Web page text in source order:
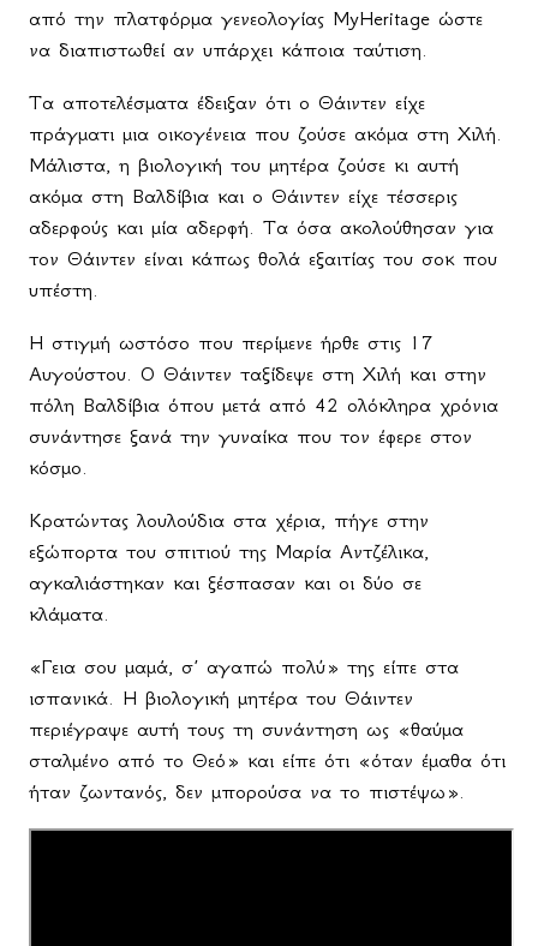
από την πλατφόρμα γενεολογίας MyHeritage ώστε
να διαπιστωθεί αν υπάρχει κάποια ταύτιση.
Τα αποτελέσματα έδειξαν ότι ο Θάιντεν είχε
πράγματι μια οικογένεια που ζούσε ακόμα στη Χιλή.
Μάλιστα, η βιολογική του μητέρα ζούσε κι αυτή
ακόμα στη Βαλδίβια και ο Θάιντεν είχε τέσσερις
αδερφούς και μία αδερφή. Τα όσα ακολούθησαν για
τον Θάιντεν είναι κάπως θολά εξαιτίας του σοκ που
υπέστη.
Η στιγμή ωστόσο που περίμενε ήρθε στις 17
Αυγούστου. Ο Θάιντεν ταξίδεψε στη Χιλή και στην
πόλη Βαλδίβια όπου μετά από 42 ολόκληρα χρόνια
συνάντησε ξανά την γυναίκα που τον έφερε στον
κόσμο.
Κρατώντας λουλούδια στα χέρια, πήγε στην
εξώπορτα του σπιτιού της Μαρία Αντζέλικα,
αγκαλιάστηκαν και ξέσπασαν και οι δύο σε
κλάματα.
«Γεια σου μαμά, σ’ αγαπώ πολύ» της είπε στα
ισπανικά. Η βιολογική μητέρα του Θάιντεν
περιέγραψε αυτή τους τη συνάντηση ως «θαύμα
σταλμένο από το Θεό» και είπε ότι «όταν έμαθα ότι
ήταν ζωντανός, δεν μπορούσα να το πιστέψω».